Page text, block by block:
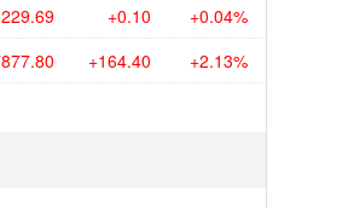
229.69 +0.10 +0.04%
+164.40 +2.13%